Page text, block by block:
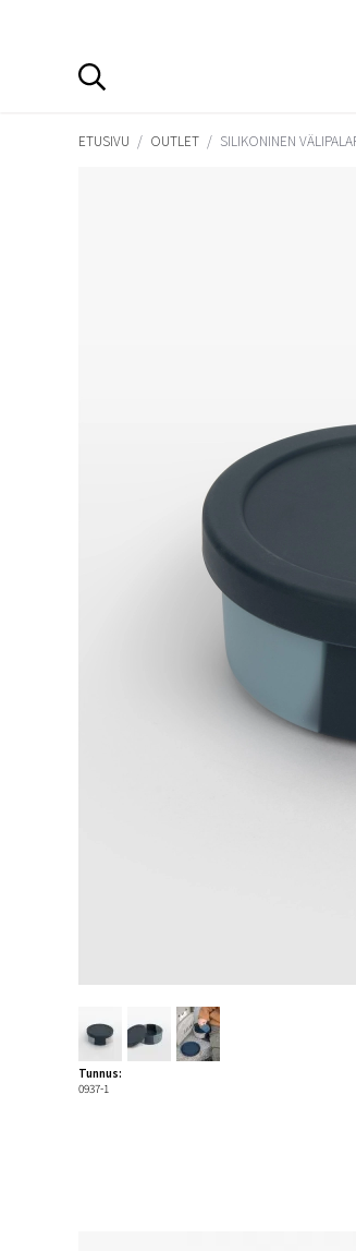
ETUSIVU / OUTLET / SILIKONINEN
Tunnus:
0937-1